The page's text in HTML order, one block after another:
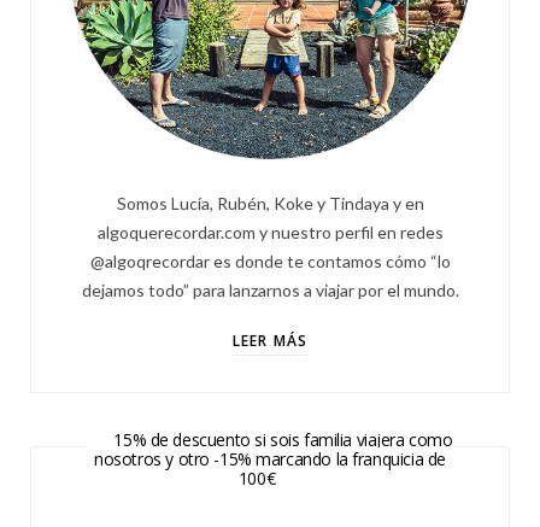
Somos Lucía, Rubén, Koke y Tindaya y en
algoquerecordar.com y nuestro perfil en redes
@algoqrecordar es donde te contamos cómo “lo
dejamos todo” para lanzarnos a viajar por el mundo.
LEER MÁS
15% de descuento si sois familia viajera como
nosotros y otro -15% marcando la franquicia de
100€